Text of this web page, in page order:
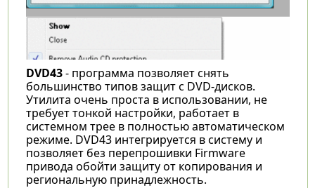
DVD43- программа позволяет снять
большинство типов защит с DVD-дисков.
Утилита очень проста в использовании, не
требует тонкой настройки, работает в
системном трее в полностью автоматическом
режиме. DVD43 интегрируется в систему и
позволяет без перепрошивки Firmware
привода обойти защиту от копирования и
региональную принадлежность.